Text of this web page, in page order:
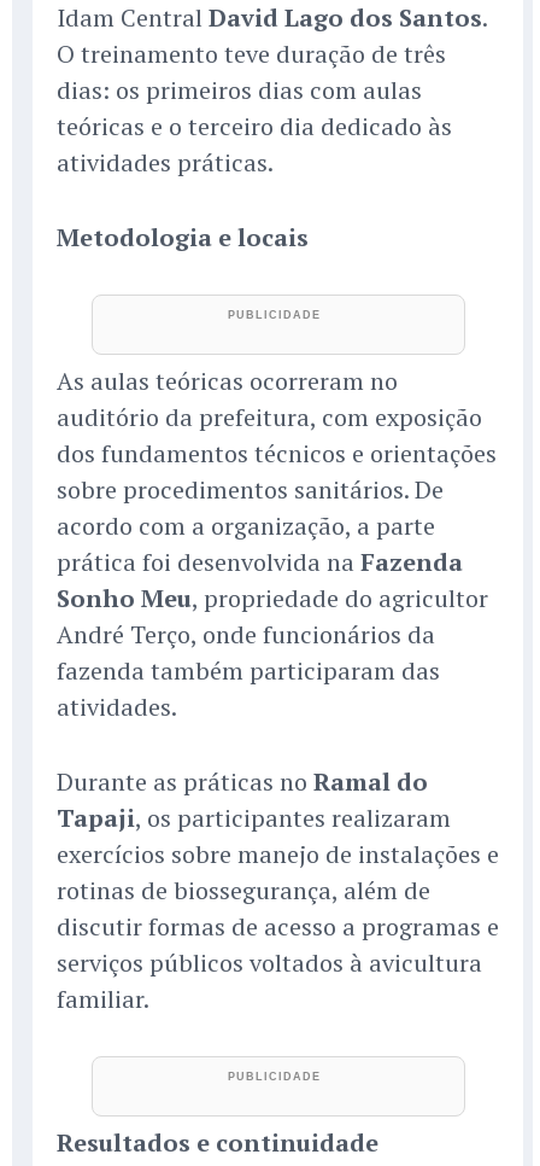
Idam Central David Lago dos Santos.
O treinamento teve duração de três
dias: os primeiros dias com aulas
teóricas e o terceiro dia dedicado às
atividades práticas.
Metodologia e locais
As aulas teóricas ocorreram no
auditório da prefeitura, com exposição
dos fundamentos técnicos e orientações
sobre procedimentos sanitários. De
acordo com a organização, a parte
prática foi desenvolvida na Fazenda
Sonho Meu, propriedade do agricultor
André Terço, onde funcionários da
fazenda também participaram das
atividades.
Durante as práticas no Ramal do
Tapaji, os participantes realizaram
exercícios sobre manejo de instalações e
rotinas de biossegurança, além de
discutir formas de acesso a programas e
serviços públicos voltados à avicultura
familiar.
Resultados e continuidade